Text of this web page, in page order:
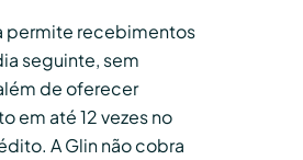
permite recebimentos
seguinte, sem
de oferecer
em até 12 vezes no
A Glin não cobra